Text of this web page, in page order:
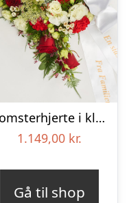
Blomsterhjerte i klassisk stil med bånd
1.149,00 kr.
Gå til shop